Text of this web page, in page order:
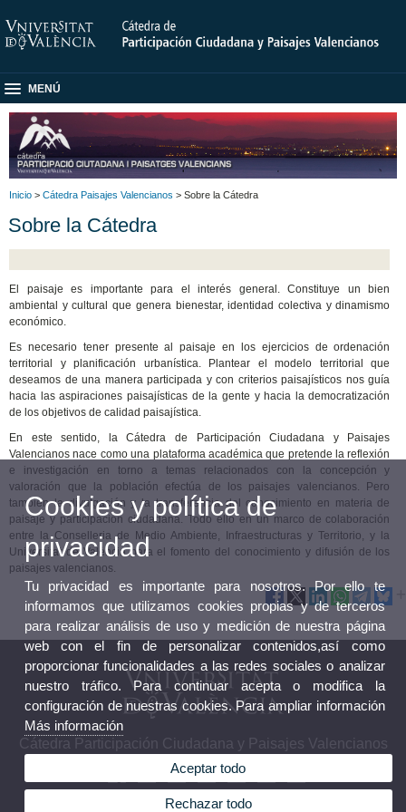
MENÚ
Inicio > Cátedra Paisajes Valencianos > Sobre la Cátedra
Sobre la Cátedra
El paisaje es importante para el interés general. Constituye un bien
ambiental y cultural que genera bienestar, identidad colectiva y dinamismo
económico.
Es necesario tener presente al paisaje en los ejercicios de ordenación
territorial y planificación urbanística. Plantear el modelo territorial que
deseamos de una manera participada y con criterios paisajísticos nos guía
hacia las aspiraciones paisajísticas de la gente y hacia la democratización
de los objetivos de calidad paisajística.
En este sentido, la Cátedra de Participación Ciudadana y Paisajes
Valencianos nace como una plataforma académica que pretende la reflexión
e investigación en torno a temas relacionados con la concepción y
valoración que la población efectúa de los paisajes valencianos. Pero
también la divulgación y la transferencia del conocimiento en materia de
paisaje y participación ciudadana. Todo ello en un marco de colaboración
entre la Conselleria de Medio Ambiente, Infraestructuras y Territorio, y la
Universitat de València para el fomento del conocimiento y difusión de los
paisajes valencianos.
Cátedra Participación Ciudadana y Paisajes Valencianos
Cookies y política de
privacidad
Tu privacidad es importante para nosotros. Por ello te
informamos que utilizamos cookies propias y de terceros
para realizar análisis de uso y medición de nuestra página
web con el fin de personalizar contenidos,así como
proporcionar funcionalidades a las redes sociales o analizar
nuestro tráfico. Para continuar acepta o modifica la
configuración de nuestras cookies. Para ampliar información
Más información
Aceptar todo
Rechazar todo